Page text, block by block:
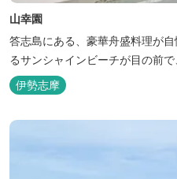
山幸園
答志島にある、豪華舟盛料理が
るサンシャインビーチが目の前
伊勢志摩